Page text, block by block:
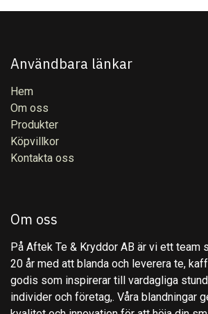
Användbara länkar
Hem
Om oss
Produkter
Köpvillkor
Kontakta oss
Om oss
På Aftek Te & Kryddor AB är vi ett team
20 år med att blanda och leverera te,
godis som inspirerar till vardagliga
individer och företag,. Våra blandningar